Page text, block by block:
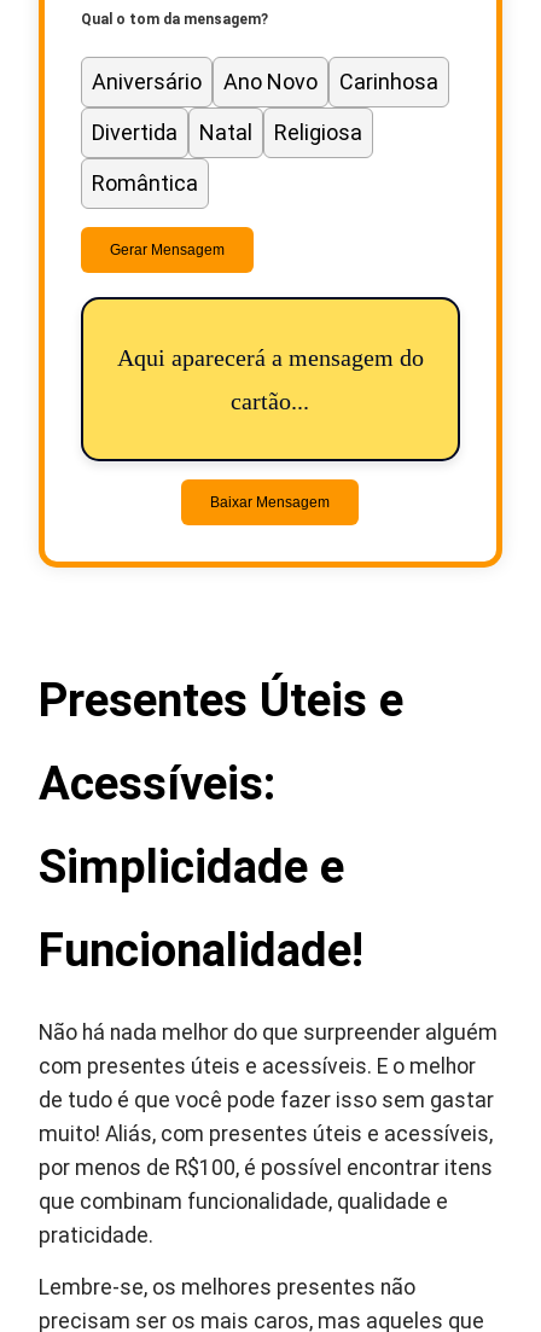
Qual o tom da mensagem?
Aniversário Ano Novo
Carinhosa
Divertida
Natal
Religiosa
Romântica
Gerar Mensagem
Aqui aparecerá a mensagem do
cartão...
Baixar Mensagem
Presentes Úteis e
Acessíveis:
Simplicidade e
Funcionalidade!
Não há nada melhor do que surpreender alguém
com presentes úteis e acessíveis. E o melhor
de tudo é que você pode fazer isso sem gastar
muito! Aliás, com presentes úteis e acessíveis,
por menos de R$100, é possível encontrar itens
que combinam funcionalidade, qualidade e
praticidade.
Lembre-se, os melhores presentes não
precisam ser os mais caros, mas aqueles que